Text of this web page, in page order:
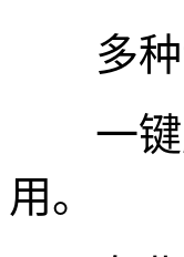
多种
一键应
用。